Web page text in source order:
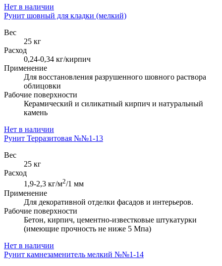
Нет в наличии
Рунит шовный для кладки (мелкий)
Вес
25 кг
Расход
0,24-0,34 кг/кирпич
Применение
Для восстановления разрушенного шовного раствора
облицовки
Рабочие поверхности
Керамический и силикатный кирпич и натуральный
камень
Нет в наличии
Рунит Терразитовая №№1-13
Вес
25 кг
Расход
1,9-2,3 кг/м2/1 мм
Применение
Для декоративной отделки фасадов и интерьеров.
Рабочие поверхности
Бетон, кирпич, цементно-известковые штукатурки
(имеющие прочность не ниже 5 Мпа)
Нет в наличии
Рунит камнезаменитель мелкий №№1-14